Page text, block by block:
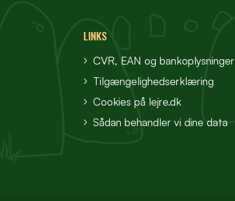
LINKS
CVR, EAN og bankoplysninger
Tilgængelighedserklæring
Cookies på lejre.dk
Sådan behandler vi dine data